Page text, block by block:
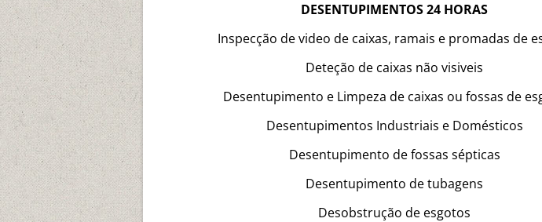
DESENTUPIMENTOS 24 HORAS
Inspecção de video de caixas, ramais e promadas de
Deteção de caixas não visiveis
Desentupimento e Limpeza de caixas ou fossas de
Desentupimentos Industriais e Domésticos
Desentupimento de fossas sépticas
Desentupimento de tubagens
Desobstrução de esgotos